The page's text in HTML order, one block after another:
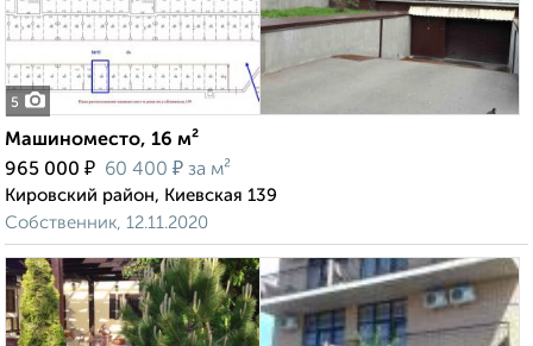
5
Машиноместо, 16 м²
965 000 ₽ 60 400 ₽ за м²
Кировский район, Киевская 139
Собственник, 12.11.2020